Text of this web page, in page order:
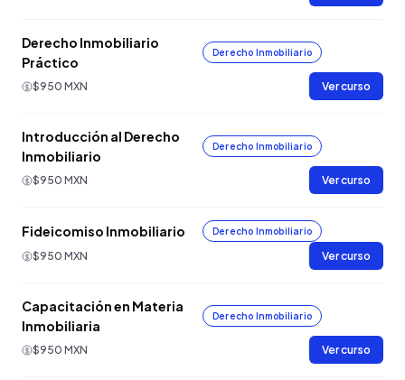
Derecho Inmobiliario
Práctico
Derecho Inmobiliario
$950 MXN Ver curso
Introducción al Derecho
Inmobiliario
Derecho Inmobiliario
$950 MXN Ver curso
Fideicomiso Inmobiliario Derecho Inmobiliario
$950 MXN Ver curso
Capacitación en Materia
Inmobiliaria
Derecho Inmobiliario
$950 MXN Ver curso